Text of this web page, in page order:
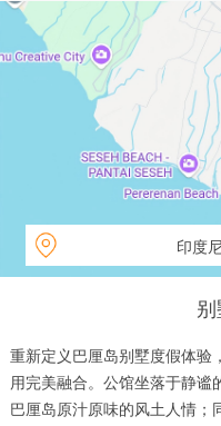
印度
重新定义巴厘岛别墅度假体验
用完美融合。公馆坐落于静谧
巴厘岛原汁原味的风土人情；